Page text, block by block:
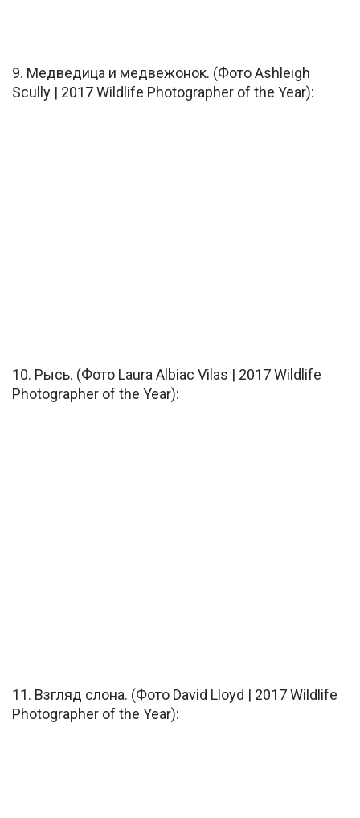
9. Медведица и медвежонок. (Фото Ashleigh
Scully | 2017 Wildlife Photographer of the Year):
10. Рысь. (Фото Laura Albiac Vilas | 2017 Wildlife
Photographer of the Year):
11. Взгляд слона. (Фото David Lloyd | 2017 Wildlife
Photographer of the Year):